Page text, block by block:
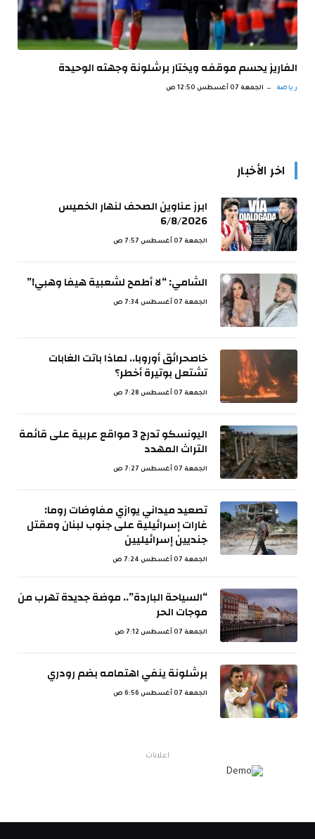
الفاريز يحسم موقفه ويختار برشلونة وجهته الوحيدة
رياضة الجمعة 07 أغسطس 12:50 ص
اخر الأخبار
ابرز عناوين الصحف لنهار الخميس
6/8/2026
الجمعة 07 أغسطس 7:57 ص
الشامي: “لا أطمح لشعبية هيفا وهبي!”
الجمعة 07 أغسطس 7:34 ص
خاصحرائق أوروبا.. لماذا باتت الغابات
تشتعل بوتيرة أخطر؟
الجمعة 07 أغسطس 7:28 ص
اليونسكو تدرج 3 مواقع عربية على قائمة
التراث المهدد
الجمعة 07 أغسطس 7:27 ص
تصعيد ميداني يوازي مفاوضات روما:
غارات إسرائيلية على جنوب لبنان ومقتل
جنديين إسرائيليين
الجمعة 07 أغسطس 7:24 ص
“السياحة الباردة”.. موضة جديدة تهرب من
موجات الحر
الجمعة 07 أغسطس 7:12 ص
برشلونة ينفي اهتمامه بضم رودري
الجمعة 07 أغسطس 6:56 ص
اعلانات